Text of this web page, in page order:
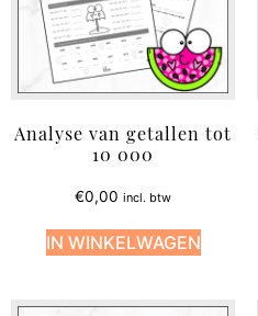
Analyse van getallen tot
10 000
€0,00 incl. btw
IN WINKELWAGEN